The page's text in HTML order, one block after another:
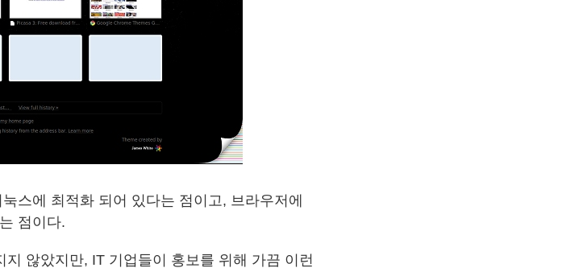
스에 최적화 되어 있다는 점이고, 브라우저에
점이다.
않았지만, IT 기업들이 홍보를 위해 가끔 이런